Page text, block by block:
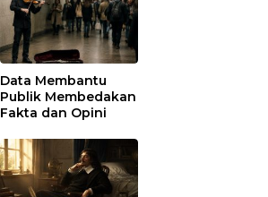
Data Membantu
Publik Membedakan
Fakta dan Opini